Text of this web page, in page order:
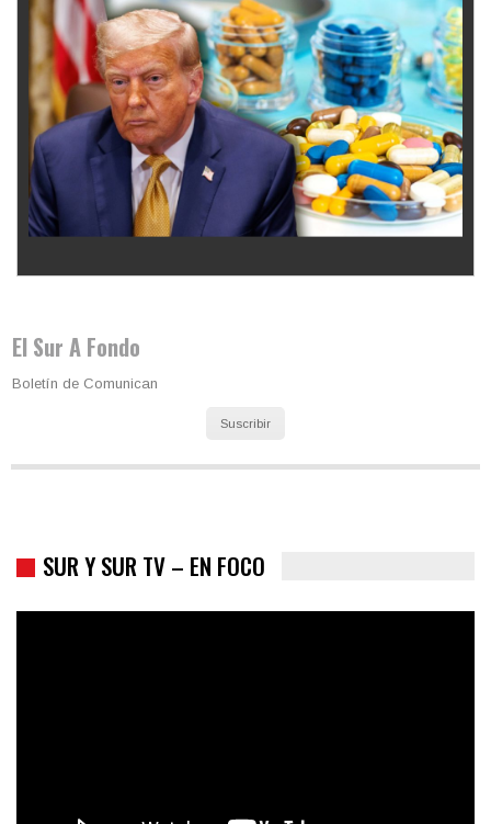
El Sur A Fondo
Boletín de Comunican
Suscribir
SUR Y SUR TV – EN FOCO